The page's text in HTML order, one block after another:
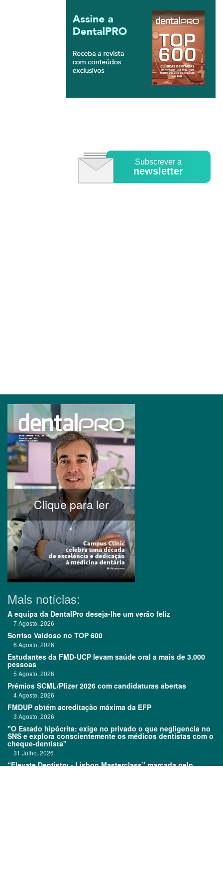
Subscrever a
newsletter
Clique para ler
Mais notícias:
A equipa da DentalPro deseja-lhe um verão feliz
7 Agosto, 2026
Sorriso Vaidoso no TOP 600
6 Agosto, 2026
Estudantes da FMD-UCP levam saúde oral a mais de 3.000
pessoas
5 Agosto, 2026
Prémios SCML/Pfizer 2026 com candidaturas abertas
4 Agosto, 2026
FMDUP obtém acreditação máxima da EFP
3 Agosto, 2026
"O Estado hipócrita: exige no privado o que negligencia no
SNS e explora conscientemente os médicos dentistas com o
cheque-dentista"
31 Julho, 2026
“Elevate Dentistry - Lisbon Masterclass” marcada pelo